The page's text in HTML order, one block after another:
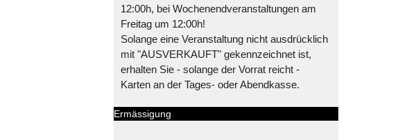
12:00h, bei Wochenendveranstaltungen am
Freitag um 12:00h!
Solange eine Veranstaltung nicht ausdrücklich
mit "AUSVERKAUFT" gekennzeichnet ist,
erhalten Sie - solange der Vorrat reicht -
Karten an der Tages- oder Abendkasse.
Ermässigung